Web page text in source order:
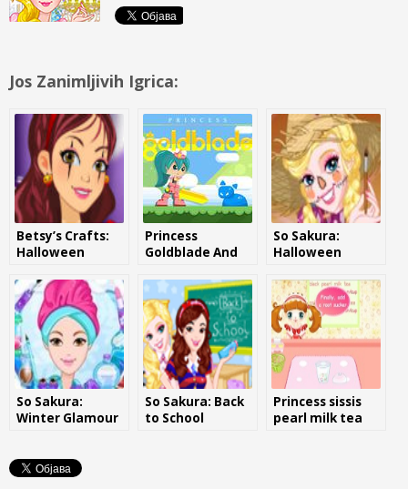
Jos Zanimljivih Igrica:
Betsy’s Crafts:
Halloween
Princess
Goldblade And
Water
So Sakura:
Halloween
So Sakura:
Winter Glamour
So Sakura: Back
to School
Princess sissis
pearl milk tea